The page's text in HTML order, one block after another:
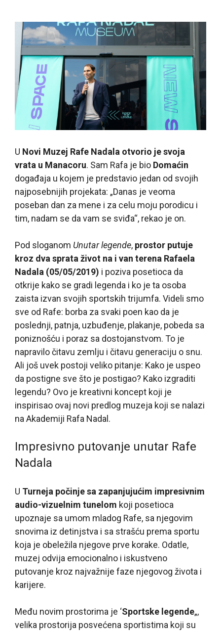
U Novi Muzej Rafe Nadala otvorio je svoja
vrata u Manacoru. Sam Rafa je bio Domaćin
događaja u kojem je predstavio jedan od svojih
najposebnijih projekata: „Danas je veoma
poseban dan za mene i za celu moju porodicu i
tim, nadam se da vam se sviđa“, rekao je on.
Pod sloganom Unutar legende, prostor putuje
kroz dva sprata život na i van terena Rafaela
Nadala (05/05/2019) i poziva posetioca da
otkrije kako se gradi legenda i ko je ta osoba
zaista izvan svojih sportskih trijumfa. Videli smo
sve od Rafe: borba za svaki poen kao da je
poslednji, patnja, uzbuđenje, plakanje, pobeda sa
poniznošću i poraz sa dostojanstvom. To je
napravilo čitavu zemlju i čitavu generaciju o snu.
Ali još uvek postoji veliko pitanje: Kako je uspeo
da postigne sve što je postigao? Kako izgraditi
legendu? Ovo je kreativni koncept koji je
inspirisao ovaj novi predlog muzeja koji se nalazi
na Akademiji Rafa Nadal.
Impresivno putovanje unutar Rafe
Nadala
U Turneja počinje sa zapanjujućim impresivnim
audio-vizuelnim tunelom koji posetioca
upoznaje sa umom mladog Rafe, sa njegovim
snovima iz detinjstva i sa strašću prema sportu
koja je obeležila njegove prve korake. Odatle,
muzej odvija emocionalno i iskustveno
putovanje kroz najvažnije faze njegovog života i
karijere.
Među novim prostorima je ‘Sportske legende„,
velika prostorija posvećena sportistima koji su